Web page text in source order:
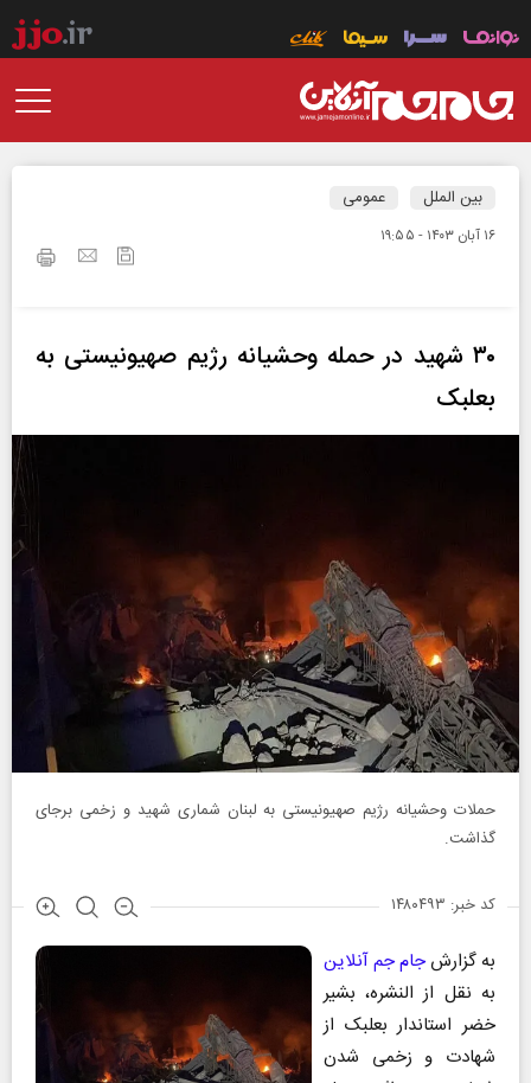
بین الملل عمومی
۱۶ آبان ۱۴۰۳ - ۱۹:۵۵
۳۰ شهید در حمله وحشیانه رژیم صهیونیستی به
بعلبک
حملات وحشیانه رژیم صهیونیستی به لبنان شماری شهید و زخمی برجای
گذاشت.
کد خبر: ۱۴۸۰۴۹۳
به گزارشجام جم آنلاین
به نقل از النشره، بشیر
خضر استاندار بعلبک از
شهادت و زخمی شدن